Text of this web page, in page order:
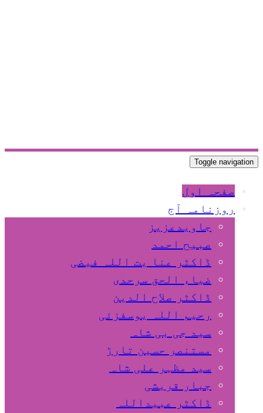
Toggle navigation
صفحہ اول
روزنامہ آج
جاویدعزیز
صبیح احمد
ڈاکٹر عنا یت اللہ فیضی
ضیاء الحق سرحدی
ڈاکٹر صلاح الدین
رحیم اللہ یوسفزئی
سید جی بی شاہ
مستنصر حسین تارڑ
سید مظہر علی شاہ
جبار قریشی
ڈاکٹر عبیداللہ